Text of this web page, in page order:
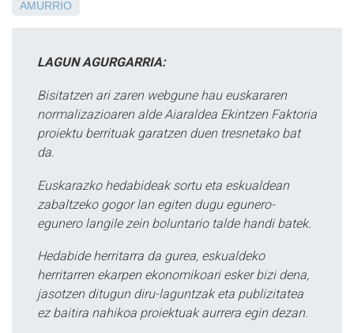
AMURRIO
LAGUN AGURGARRIA:
Bisitatzen ari zaren webgune hau euskararen
normalizazioaren alde Aiaraldea Ekintzen Faktoria
proiektu berrituak garatzen duen tresnetako bat
da.
Euskarazko hedabideak sortu eta eskualdean
zabaltzeko gogor lan egiten dugu egunero-
egunero langile zein boluntario talde handi batek.
Hedabide herritarra da gurea, eskualdeko
herritarren ekarpen ekonomikoari esker bizi dena,
jasotzen ditugun diru-laguntzak eta publizitatea
ez baitira nahikoa proiektuak aurrera egin dezan.